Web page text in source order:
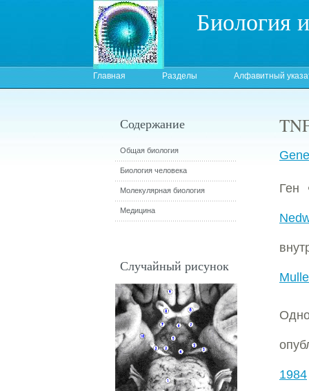
Биология
Главная Разделы Алфавитный
Ген
1984
Содержание
Общая биология
Биология человека
Молекулярная биология
Медицина
Случайный рисунок